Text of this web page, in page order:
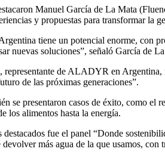
Manuel García de La Mata
y propuestas para transformar la
tiene un potencial enorme, con
nuevas soluciones”, señaló García de
representante de ALADYR en
de las próximas generaciones”.
se presentaron casos de éxito, como
los alimentos hasta la energía.
destacados fue el panel “Donde
devolver más agua de la que usamos,